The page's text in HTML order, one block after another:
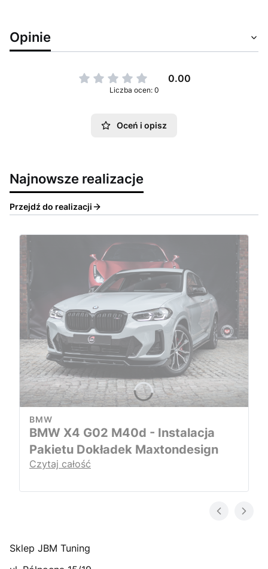
Opinie
0.00
Liczba ocen: 0
Oceń i opisz
Najnowsze realizacje
Przejdź do realizacji
BMW
BMW X4 G02 M40d - Instalacja
Pakietu Dokładek Maxtondesign
Czytaj całość
Sklep JBM Tuning